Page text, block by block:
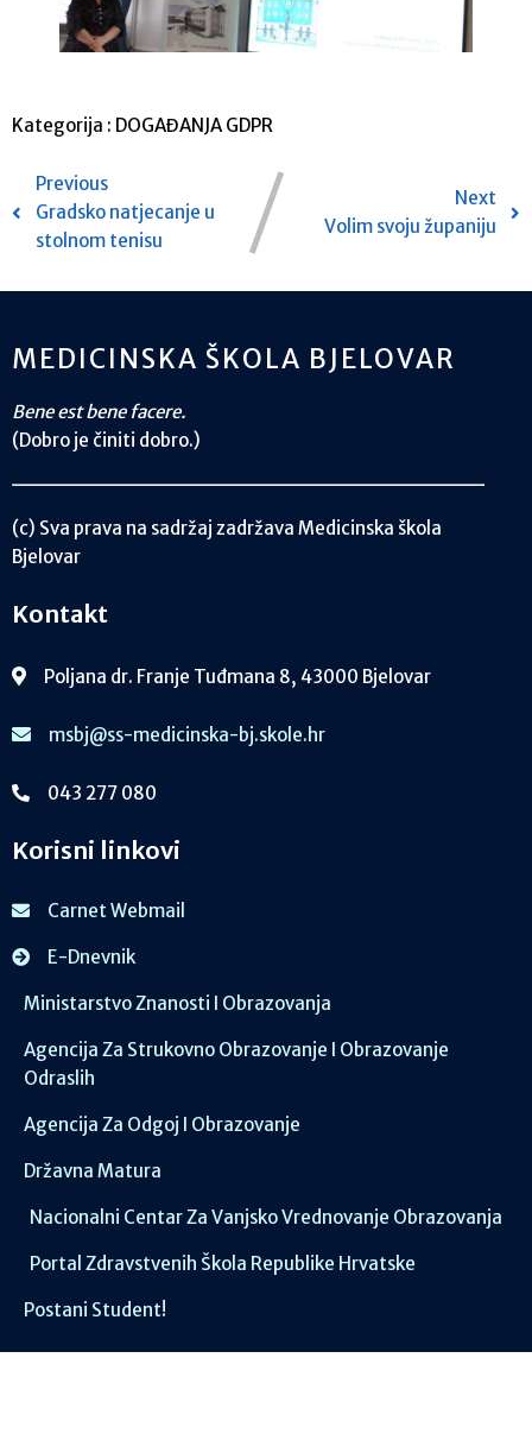
Kategorija : DOGAĐANJA GDPR
Previous
Gradsko natjecanje u
stolnom tenisu
Next
Volim svoju županiju
MEDICINSKA ŠKOLA BJELOVAR
Bene est bene facere.
(Dobro je činiti dobro.)
(c) Sva prava na sadržaj zadržava Medicinska škola
Bjelovar
Kontakt
Poljana dr. Franje Tuđmana 8, 43000 Bjelovar
msbj@ss-medicinska-bj.skole.hr
043 277 080
Korisni linkovi
Carnet Webmail
E-Dnevnik
Ministarstvo Znanosti I Obrazovanja
Agencija Za Strukovno Obrazovanje I Obrazovanje
Odraslih
Agencija Za Odgoj I Obrazovanje
Državna Matura
Nacionalni Centar Za Vanjsko Vrednovanje Obrazovanja
Portal Zdravstvenih Škola Republike Hrvatske
Postani Student!